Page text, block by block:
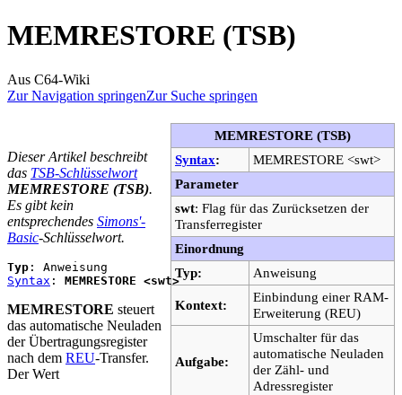
MEMRESTORE (TSB)
Aus C64-Wiki
Zur Navigation springenZur Suche springen
MEMRESTORE (TSB)
Syntax:
MEMRESTORE <swt>
Parameter
swt: Flag für das Zurücksetzen der
Transferregister
Einordnung
Typ:
Anweisung
Kontext:
Einbindung einer RAM-
Erweiterung (REU)
Aufgabe:
Umschalter für das
automatische Neuladen
der Zähl- und
Adressregister
Dieser Artikel beschreibt
das TSB-Schlüsselwort
MEMRESTORE (TSB).
Es gibt kein
entsprechendes Simons'-
Basic-Schlüsselwort.
Typ
Syntax : MEMRESTORE <swt>
MEMRESTORE steuert
das automatische Neuladen
der Übertragungsregister
nach dem REU-Transfer.
Der Wert